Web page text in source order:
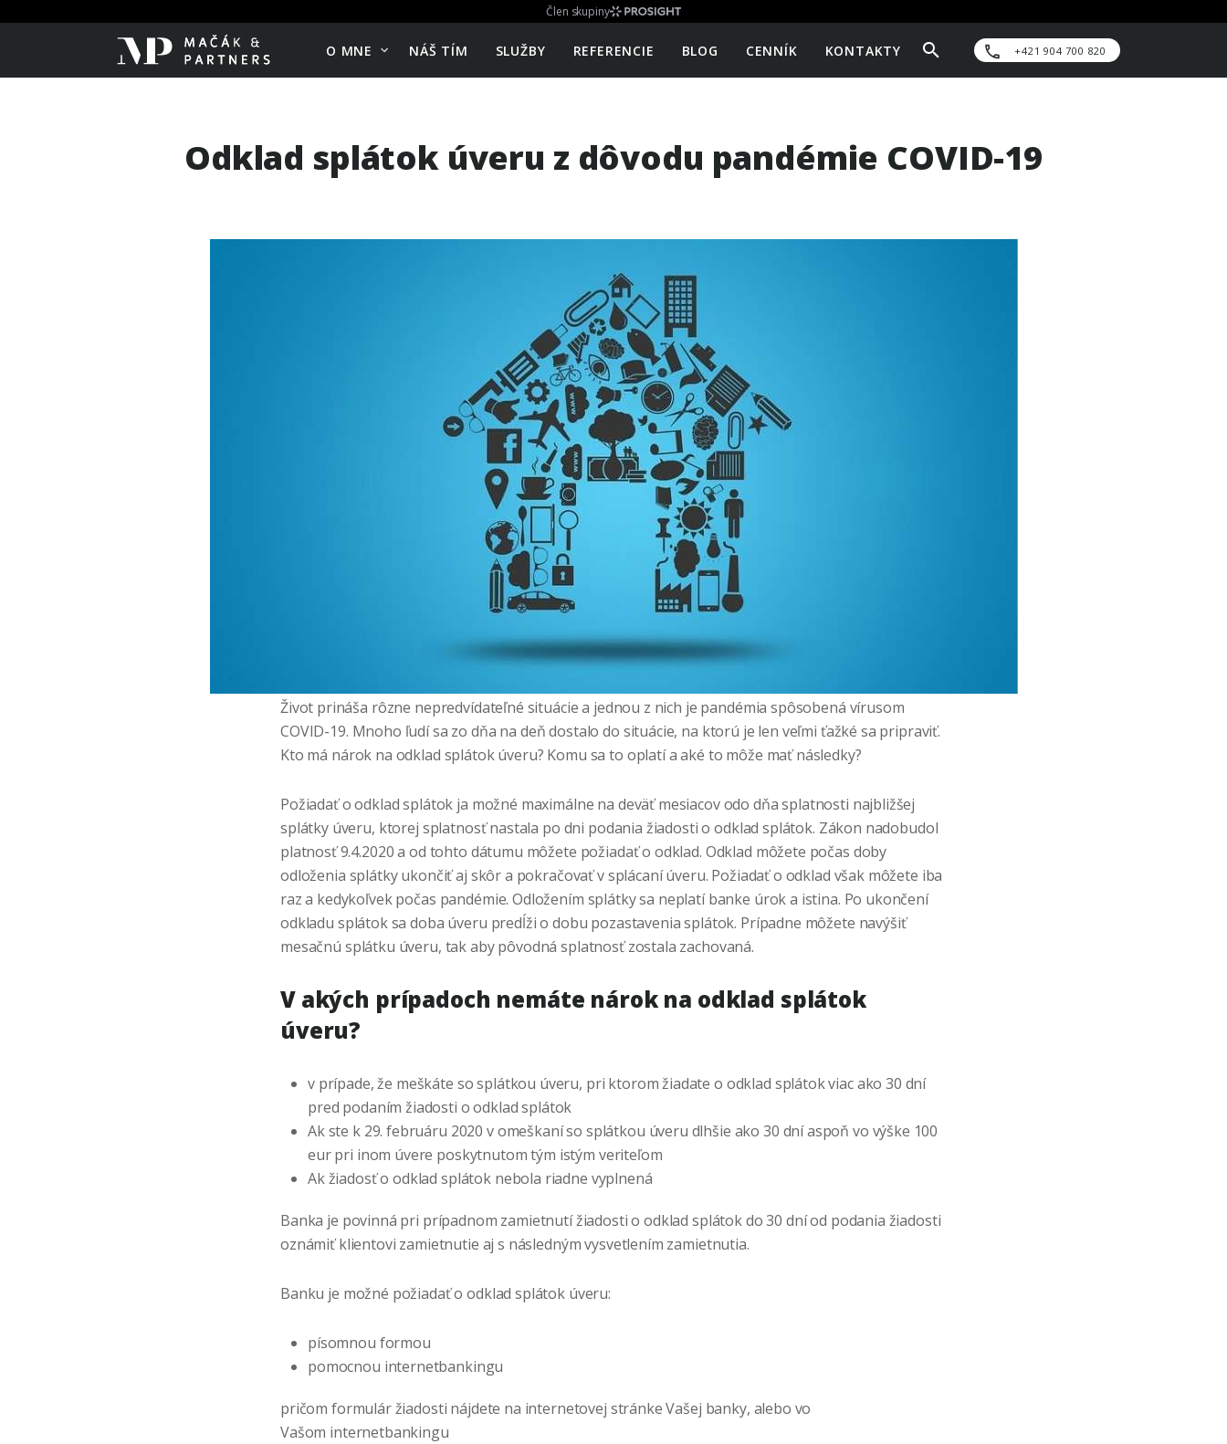
Člen skupiny
O MNE NÁŠ TÍM SLUŽBY REFERENCIE BLOG CENNÍK KONTAKTY +421 904 700 820
Odklad splátok úveru z dôvodu pandémie COVID-19
Život prináša rôzne nepredvídateľné situácie a jednou z nich je pandémia spôsobená vírusom
COVID-19. Mnoho ľudí sa zo dňa na deň dostalo do situácie, na ktorú je len veľmi ťažké sa pripraviť.
Kto má nárok na odklad splátok úveru? Komu sa to oplatí a aké to môže mať následky?
Požiadať o odklad splátok ja možné maximálne na deväť mesiacov odo dňa splatnosti najbližšej
splátky úveru, ktorej splatnosť nastala po dni podania žiadosti o odklad splátok. Zákon nadobudol
platnosť 9.4.2020 a od tohto dátumu môžete požiadať o odklad. Odklad môžete počas doby
odloženia splátky ukončiť aj skôr a pokračovať v splácaní úveru. Požiadať o odklad však môžete iba
raz a kedykoľvek počas pandémie. Odložením splátky sa neplatí banke úrok a istina. Po ukončení
odkladu splátok sa doba úveru predĺži o dobu pozastavenia splátok. Prípadne môžete navýšiť
mesačnú splátku úveru, tak aby pôvodná splatnosť zostala zachovaná.
V akých prípadoch nemáte nárok na odklad splátok
úveru?
v prípade, že meškáte so splátkou úveru, pri ktorom žiadate o odklad splátok viac ako 30 dní
pred podaním žiadosti o odklad splátok
Ak ste k 29. februáru 2020 v omeškaní so splátkou úveru dlhšie ako 30 dní aspoň vo výške 100
eur pri inom úvere poskytnutom tým istým veriteľom
Ak žiadosť o odklad splátok nebola riadne vyplnená
Banka je povinná pri prípadnom zamietnutí žiadosti o odklad splátok do 30 dní od podania žiadosti
oznámiť klientovi zamietnutie aj s následným vysvetlením zamietnutia.
Banku je možné požiadať o odklad splátok úveru:
písomnou formou
pomocnou internetbankingu
pričom formulár žiadosti nájdete na internetovej stránke Vašej banky, alebo vo
Vašom internetbankingu